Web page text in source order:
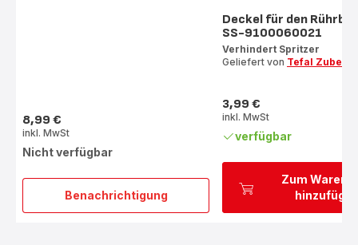
Benachrichtigung
Knetschüssel
Preis
8,99 €
inkl. MwSt
Nicht verfügbar
Zum
Deckel für den
SS-9100060021
Verhindert Spritzer
Geliefert von Tefal
Preis
3,99 €
inkl. MwSt
verfügbar